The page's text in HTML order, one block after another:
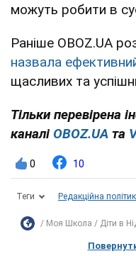
можуть робити в
Раніше OBOZ.UA
назвала
щасливих та
Тільки перевірена
каналі OBOZ.UA та
0 10
Теги Редакційна
Моя Школа Діти в